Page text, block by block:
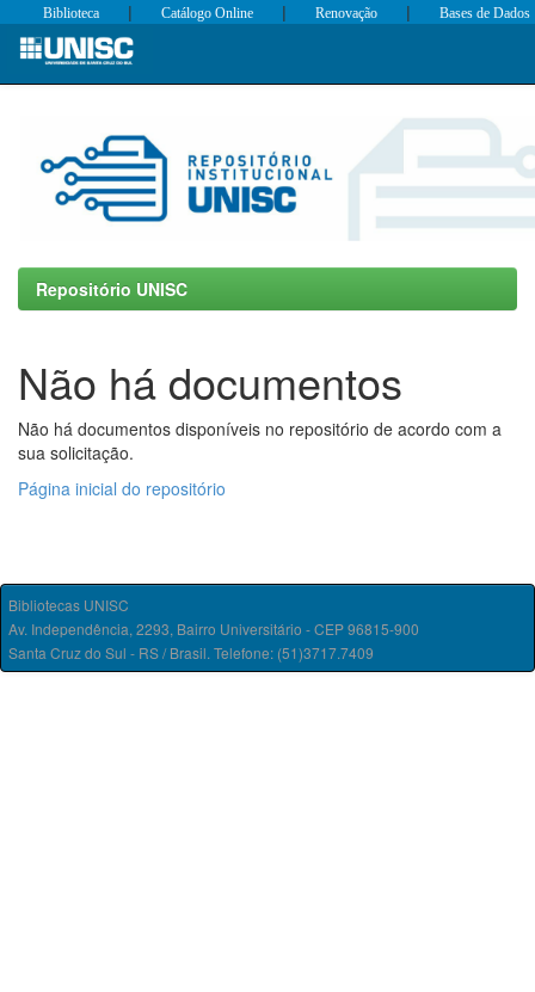
Skip
Biblioteca | Catálogo Online | Renovação | Bases de Dados
Repositório UNISC
Não há documentos
Não há documentos disponíveis no repositório de acordo com a
sua solicitação.
Página inicial do repositório
Bibliotecas UNISC
Av. Independência, 2293, Bairro Universitário - CEP 96815-900
Santa Cruz do Sul - RS / Brasil. Telefone: (51)3717.7409